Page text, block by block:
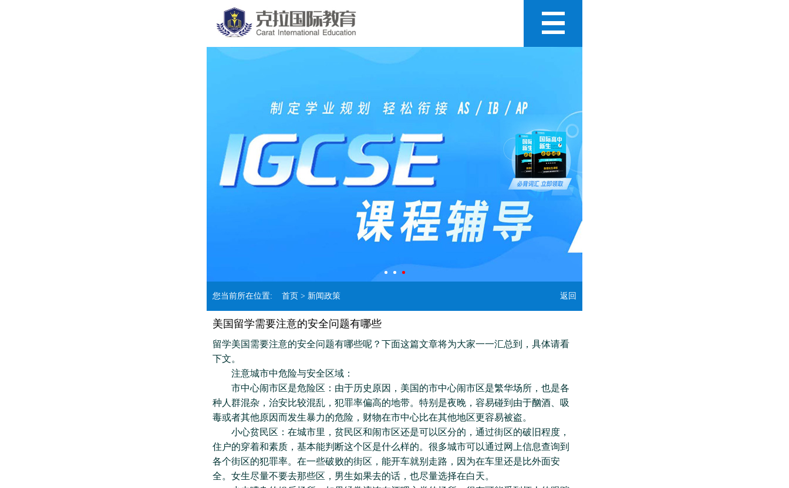
您当前所在位置: 首页 > 新闻政策 返回
美国留学需要注意的安全问题有哪些
留学美国需要注意的安全问题有哪些呢？下面这篇文章将为大家一一汇总到，具体请看
下文。
注意城市中危险与安全区域：
市中心闹市区是危险区：由于历史原因，美国的市中心闹市区是繁华场所，也是各
种人群混杂，治安比较混乱，犯罪率偏高的地带。特别是夜晚，容易碰到由于酗酒、吸
毒或者其他原因而发生暴力的危险，财物在市中心比在其他地区更容易被盗。
小心贫民区：在城市里，贫民区和闹市区还是可以区分的，通过街区的破旧程度，
住户的穿着和素质，基本能判断这个区是什么样的。很多城市可以通过网上信息查询到
各个街区的犯罪率。在一些破败的街区，能开车就别走路，因为在车里还是比外面安
全。女生尽量不要去那些区，男生如果去的话，也尽量选择在白天。